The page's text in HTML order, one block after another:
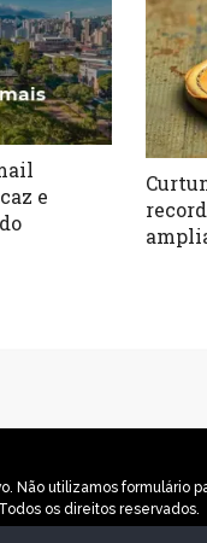
e
Não utilizamos formulário
os direitos reservados.